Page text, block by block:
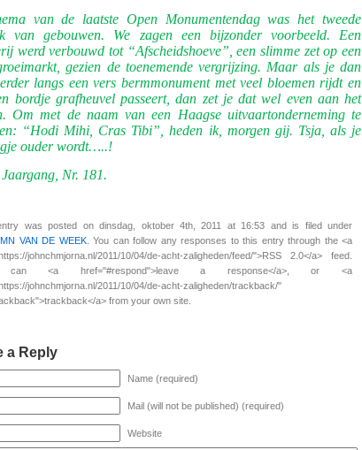
van de laatste Open Monumentendag was het tweede
van gebouwen. We zagen een bijzonder voorbeeld. Een
werd verbouwd tot “Afscheidshoeve”, een slimme zet op een
gezien de toenemende vergrijzing. Maar als je dan
langs een vers bermmonument met veel bloemen rijdt en
bordje grafheuvel passeert, dan zet je dat wel even aan het
Om met de naam van een Haagse uitvaartonderneming te
“Hodi Mihi, Cras Tibi”, heden ik, morgen gij. Tsja, als je
ouder wordt…..!
Jaargang, Nr. 181.
was posted on dinsdag, oktober 4th, 2011 at 16:53 and is filed under
VAN DE WEEK. You can follow any responses to this entry through the <a
johnchmjorna.nl/2011/10/04/de-acht-zaligheden/feed/">RSS 2.0</a> feed.
can <a href="#respond">leave a response</a>, or <a
johnchmjorna.nl/2011/10/04/de-acht-zaligheden/trackback/"
a> from your own site.
a Reply
Name (required)
Mail (will not be published) (required)
Website